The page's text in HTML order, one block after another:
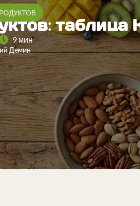
таблица
9 мин
Демин